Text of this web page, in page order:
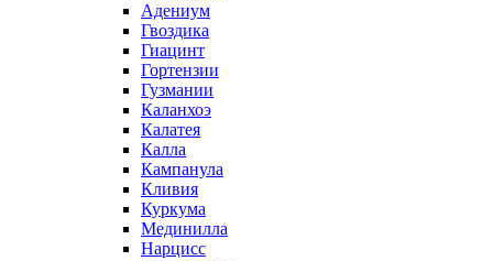
Адениум
Гвоздика
Гиацинт
Гортензии
Гузмании
Каланхоэ
Калатея
Калла
Кампанула
Кливия
Куркума
Мединилла
Нарцисс